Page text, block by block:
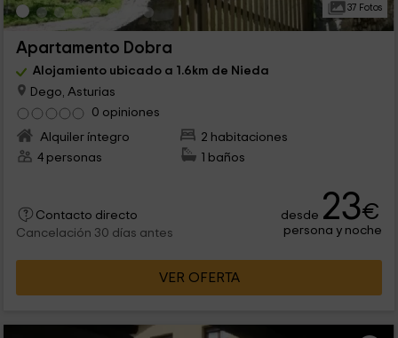
37 Fotos
Apartamento Dobra
Alojamiento ubicado a 1.6km de Nieda
Dego, Asturias
0 opiniones
Alquiler íntegro
2 habitaciones
4 personas
1 baños
Contacto directo
Cancelación 30 días antes
desde 23€
persona y noche
VER OFERTA